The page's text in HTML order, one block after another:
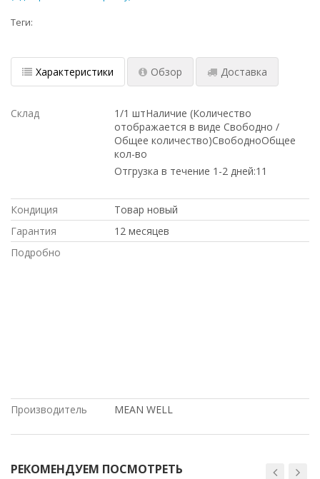
Теги:
Характеристики Обзор Доставка
Склад
1/1 штНаличие (Количество
отображается в виде Свободно /
Общее количество)СвободноОбщее
кол-во
Отгрузка в течение 1-2 дней:1 1
Кондиция
Товар новый
Гарантия
12 месяцев
Подробно
Производитель
MEAN WELL
РЕКОМЕНДУЕМ ПОСМОТРЕТЬ